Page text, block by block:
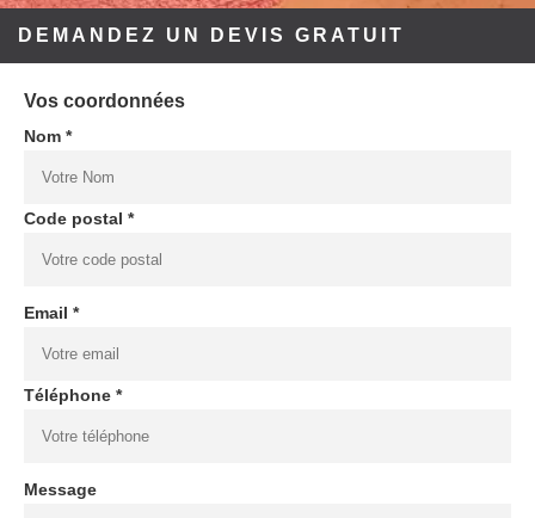
DEMANDEZ UN DEVIS GRATUIT
Vos coordonnées
Nom *
Code postal *
Email *
Téléphone *
Message